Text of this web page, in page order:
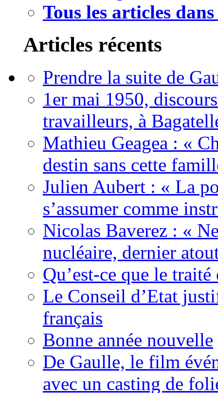
Tous les articles
Articles récents
Prendre la suite de
1er mai 1950,
travailleurs, à
Mathieu Geagea : «
destin sans cette
Julien Aubert : « La
s’assumer comme
Nicolas Baverez : «
nucléaire, dernier
Qu’est-ce que le traité
Le Conseil d’Etat
français
Bonne année nouvelle
De Gaulle, le film
avec un casting de